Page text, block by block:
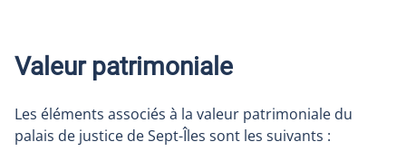
Valeur patrimoniale
Les éléments associés à la valeur patrimoniale du
palais de justice de Sept-Îles sont les suivants :